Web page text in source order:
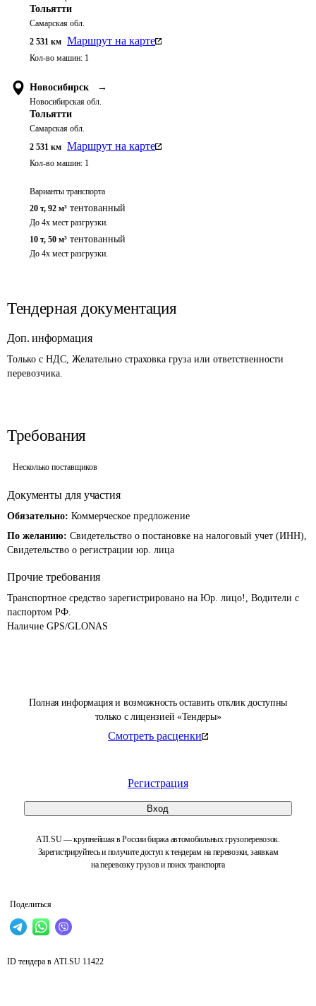
Полная информация и возможность оставить отклик доступны
только с лицензией «Тендеры»
Смотреть расценки
Регистрация
Вход
ATI.SU — крупнейшая в России биржа автомобильных грузоперевозок.
Зарегистрируйтесь и получите доступ к тендерам на перевозки, заявкам
на перевозку грузов и поиск транспорта
Поделиться
Тольятти
Самарская обл.
2 531 км Маршрут на карте
Кол-во машин: 1
Новосибирск →
Новосибирская обл.
Тольятти
Самарская обл.
2 531 км Маршрут на карте
Кол-во машин: 1
Варианты транспорта
20 т, 92 м³ тентованный
До 4х мест разгрузки.
10 т, 50 м³ тентованный
До 4х мест разгрузки.
Тендерная документация
Доп. информация
Только с НДС, Желательно страховка груза или ответственности
перевозчика.
Требования
Несколько поставщиков
Документы для участия
Обязательно: Коммерческое предложение
По желанию: Свидетельство о постановке на налоговый учет (ИНН),
Свидетельство о регистрации юр. лица
Прочие требования
Транспортное средство зарегистрировано на Юр. лицо!, Водители с
паспортом РФ.
Наличие GPS/GLONAS
ID тендера в ATI.SU 11422